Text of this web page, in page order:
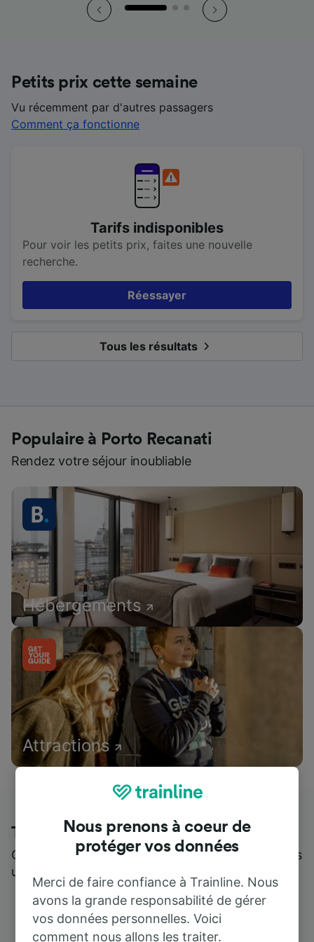
Petits prix cette semaine
Vu récemment par d'autres passagers
Comment ça fonctionne
Tarifs indisponibles
Pour voir les petits prix, faites une nouvelle
recherche.
Réessayer
Tous les résultats
Populaire à Porto Recanati
Rendez votre séjour inoubliable
Hébergements
Attractions
Trainline : l'avis de nos clients
Qui mieux pour parler de nous, que ceux qui nous
utilisent ?
Nous prenons à coeur de
protéger vos données
Merci de faire confiance à Trainline. Nous
avons la grande responsabilité de gérer
vos données personnelles. Voici
comment nous allons les traiter.